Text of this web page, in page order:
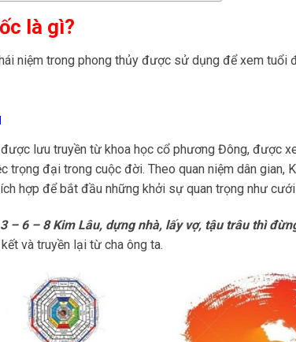
là gì?
niệm trong phong thủy được sử dụng để xem tuổi
lưu truyền từ khoa học cổ phương Đông, được
trọng đại trong cuộc đời. Theo quan niệm dân gian,
hợp để bắt đầu những khởi sự quan trọng như
– 6 – 8 Kim Lâu, dựng nhà, lấy vợ, tậu trâu thì
và truyền lại từ cha ông ta.